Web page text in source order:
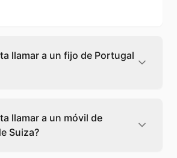
llamar a un fijo de Portugal
con Teléfono Global. Verás
antes de marcar para que
gastar.
llamar a un móvil de
Suiza?